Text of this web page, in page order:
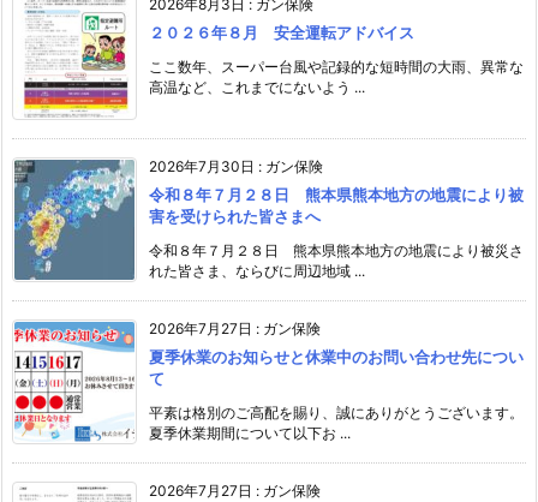
2026年8月3日 : ガン保険
２０２６年８月 安全運転アドバイス
ここ数年、スーパー台風や記録的な短時間の大雨、異常な
高温など、これまでにないよう ...
2026年7月30日 : ガン保険
令和８年７月２８日 熊本県熊本地方の地震により被
害を受けられた皆さまへ
令和８年７月２８日 熊本県熊本地方の地震により被災さ
れた皆さま、ならびに周辺地域 ...
2026年7月27日 : ガン保険
夏季休業のお知らせと休業中のお問い合わせ先につい
て
平素は格別のご高配を賜り、誠にありがとうございます。
夏季休業期間について以下お ...
2026年7月27日 : ガン保険